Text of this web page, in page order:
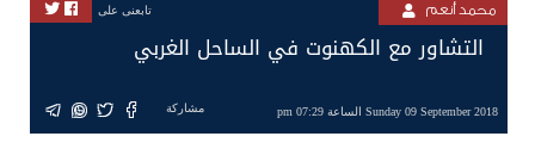
محمد أنعم تابعنى على
التشاور مع الكهنوت في الساحل الغربي
Sunday 09 September 2018 الساعة 07:29 pm مشاركة